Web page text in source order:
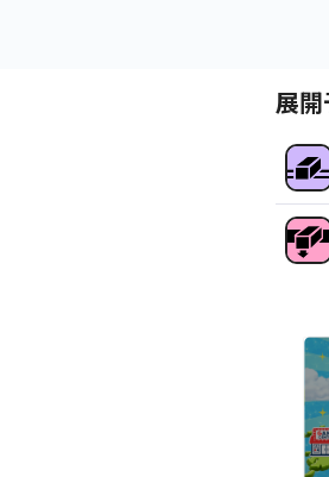
展